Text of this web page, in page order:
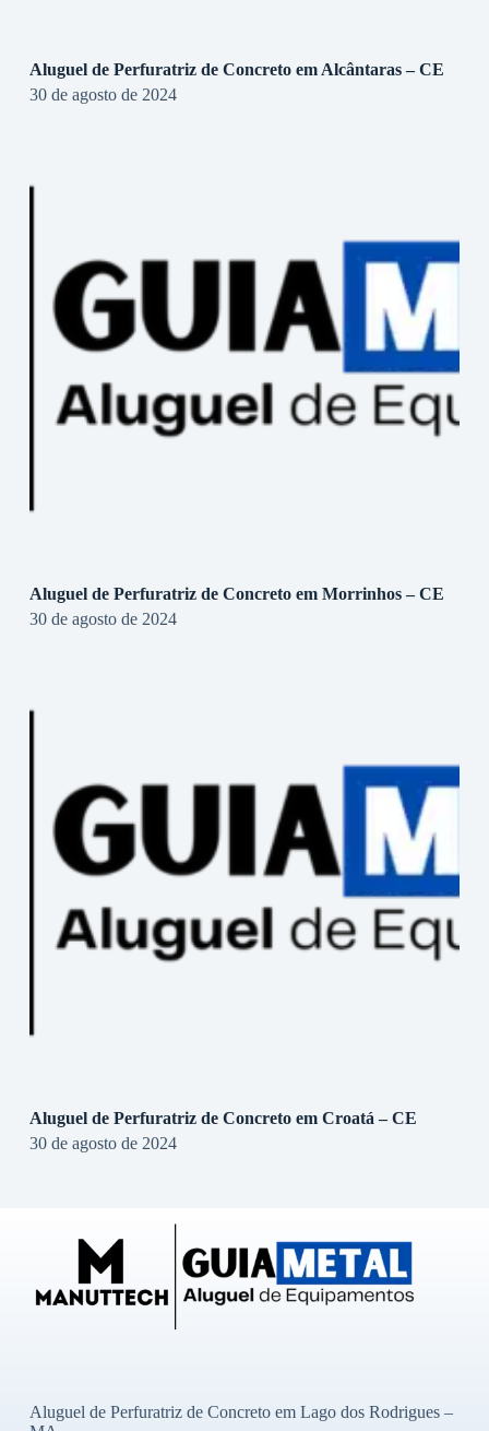
Aluguel de Perfuratriz de Concreto em Alcântaras – CE
30 de agosto de 2024
Aluguel de Perfuratriz de Concreto em Morrinhos – CE
30 de agosto de 2024
Aluguel de Perfuratriz de Concreto em Croatá – CE
30 de agosto de 2024
Aluguel de Perfuratriz de Concreto em Lago dos Rodrigues –